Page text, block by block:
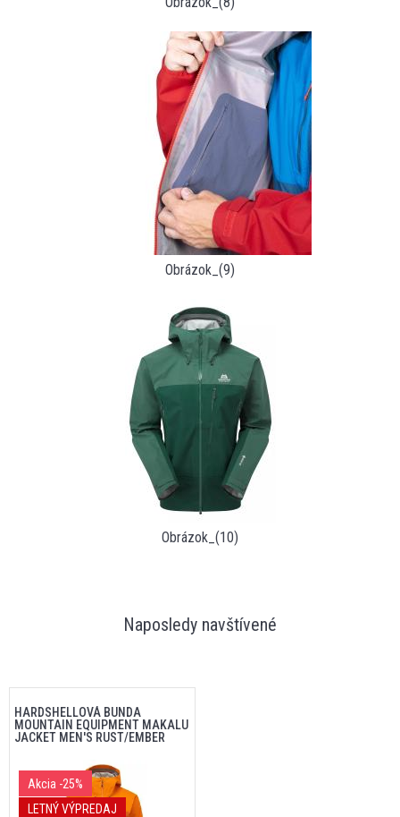
Obrázok_(9)
Obrázok_(10)
Naposledy navštívené
HARDSHELLOVÁ BUNDA
MOUNTAIN EQUIPMENT MAKALU
JACKET MEN'S RUST/EMBER
Akcia -25%
LETNÝ VÝPREDAJ